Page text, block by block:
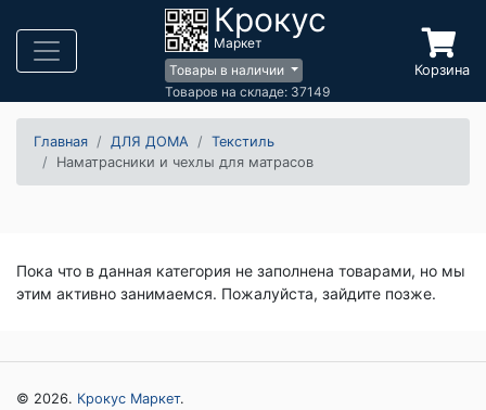
Крокус
Маркет
Товары в наличии
Товаров на складе: 37149
Корзина
Главная ДЛЯ ДОМА
Текстиль
Наматрасники и чехлы для матрасов
Пока что в данная категория не заполнена товарами, но мы
этим активно занимаемся. Пожалуйста, зайдите позже.
© 2026. Крокус Маркет.